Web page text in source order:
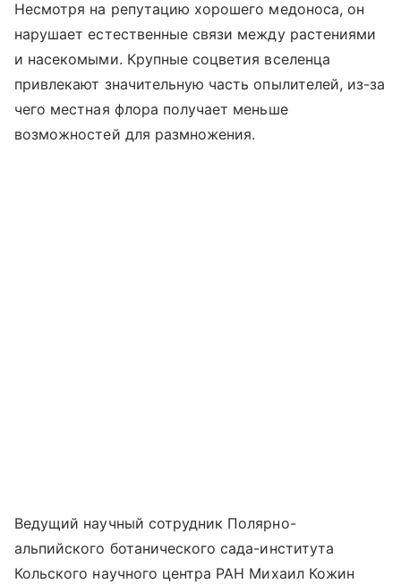
Несмотря на репутацию хорошего медоноса, он
нарушает естественные связи между растениями
и насекомыми. Крупные соцветия вселенца
привлекают значительную часть опылителей, из-за
чего местная флора получает меньше
возможностей для размножения.
Ведущий научный сотрудник Полярно-
альпийского ботанического сада-института
Кольского научного центра РАН Михаил Кожин